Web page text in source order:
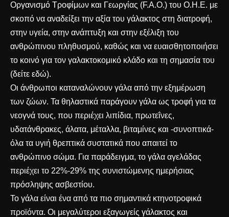
Οργανισμό Τροφίμων και Γεωργίας (F.A.O.) του Ο.Η.Ε. με
σκοπό να αναδείξει την αξία του γάλακτος στη διατροφή,
στην υγεία, στην ανάπτυξη και στην εξέλιξη του
ανθρώπινου πληθυσμού, καθώς και να ευαισθητοποιήσει
το κοινό για τον γαλακτοκομικό κλάδο και τη σημασία του
(δείτε εδώ).
Οι άνθρωποι καταναλώνουν γάλα από την εξημέρωση
των ζώων. Τα θηλαστικά παράγουν γάλα ως τροφή για τα
νεογνά τους, που περιέχει λιπίδια, πρωτεΐνες,
υδατάνθρακες, άλατα, μέταλλα, βιταμίνες και -συνοπτικά-
όλα τα υγιή θρεπτικά συστατικά που απαιτεί το
ανθρώπινο σώμα. Για παράδειγμα, το γάλα αγελάδας
περιέχει το 22%-29% της συνιστώμενης ημερήσιας
πρόσληψης ασβεστίου.
Το γάλα είναι ένα από τα πιο σημαντικά κτηνοτροφικά
προϊόντα. Οι μεγαλύτεροι εξαγωγείς γάλακτος και